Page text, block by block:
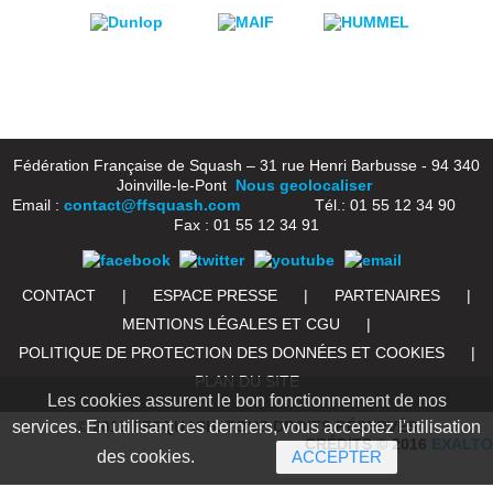
Fédération Française de Squash – 31 rue Henri Barbusse - 94 340
Joinville-le-Pont Nous geolocaliser
Email : contact@ffsquash.comTél.: 01 55 12 34 90
Fax : 01 55 12 34 91
CONTACT | ESPACE PRESSE | PARTENAIRES
|
MENTIONS LÉGALES ET CGU
|
POLITIQUE DE PROTECTION DES DONNÉES ET COOKIES
|
PLAN DU SITE
© 2016 FFSQUASH. TOUS DROITS RÉSERVÉS
CRÉDITS © 2016 EXALTO
Les cookies assurent le bon fonctionnement de nos
services. En utilisant ces derniers, vous acceptez l'utilisation
des cookies.
ACCEPTER